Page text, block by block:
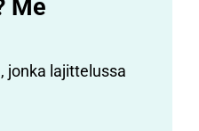
Me
jonka lajittelussa